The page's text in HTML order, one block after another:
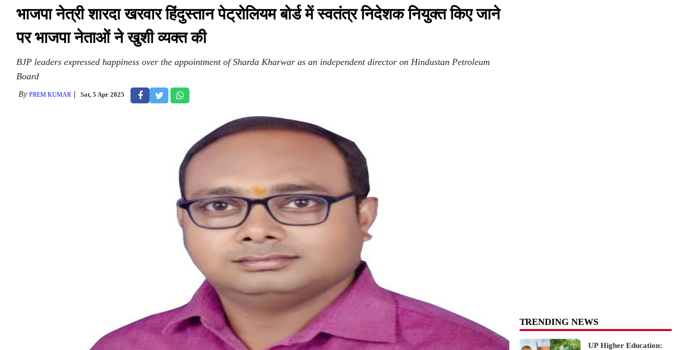
भाजपा नेत्री शारदा खरवार हिंदुस्तान पेट्रोलियम बोर्ड में स्वतंत्र निदेशक नियुक्त किए जाने
पर भाजपा नेताओं ने खुशी व्यक्त की
BJP leaders expressed happiness over the appointment of Sharda Kharwar as an independent director on Hindustan Petroleum
Board
By PREM KUMAR Sat, 5 Apr 2025
TRENDING NEWS
UP Higher Education: